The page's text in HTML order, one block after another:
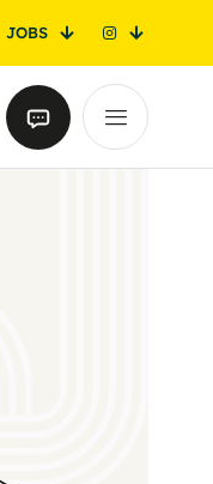
JOBS